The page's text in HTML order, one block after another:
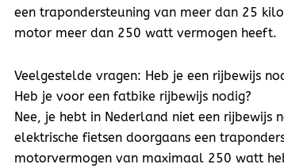
een trapondersteuning van meer dan 25
motor meer dan 250 watt vermogen heeft.
Veelgestelde vragen: Heb je een rijbewijs
Heb je voor een fatbike rijbewijs nodig?
Nee, je hebt in Nederland niet een
elektrische fietsen doorgaans een
motorvermogen van maximaal 250 watt